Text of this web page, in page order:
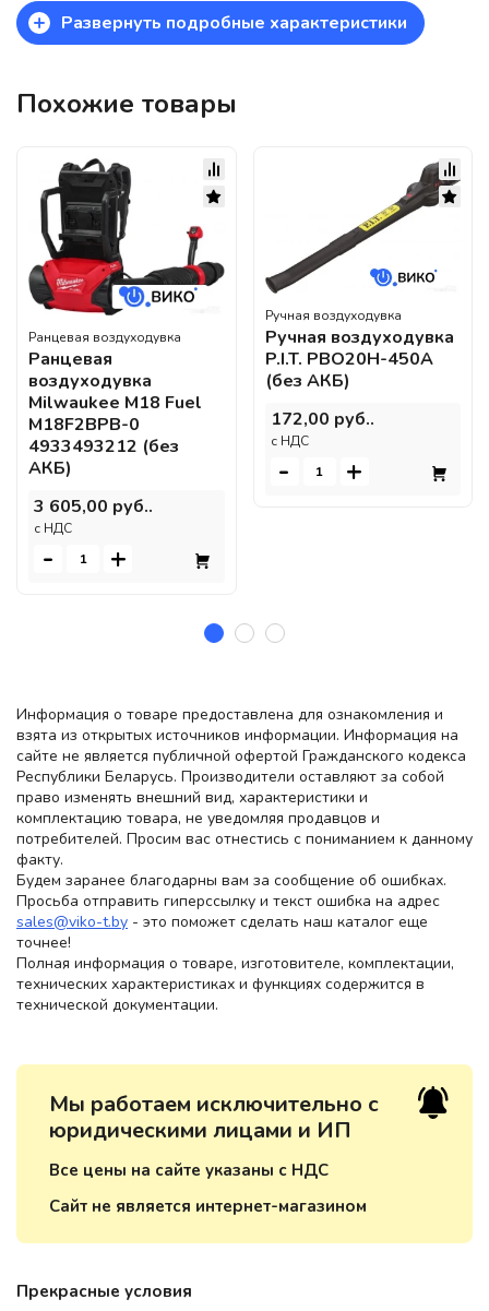
+ Развернуть подробные характеристики
Похожие товары
Ранцевая воздуходувка
Ранцевая
воздуходувка
Milwaukee M18 Fuel
M18F2BPB-0
4933493212 (без
АКБ)
3 605,00 руб..
c НДС
- +
Ручная воздуходувка
Ручная воздуходувка
P.I.T. PBO20H-450A
(без АКБ)
172,00 руб..
c НДС
- +
Информация о товаре предоставлена для ознакомления и
взята из открытых источников информации. Информация на
сайте не является публичной офертой Гражданского кодекса
Республики Беларусь. Производители оставляют за собой
право изменять внешний вид, характеристики и
комплектацию товара, не уведомляя продавцов и
потребителей. Просим вас отнестись с пониманием к данному
факту.
Будем заранее благодарны вам за сообщение об ошибках.
Просьба отправить гиперссылку и текст ошибка на адрес
sales@viko-t.by - это поможет сделать наш каталог еще
точнее!
Полная информация о товаре, изготовителе, комплектации,
технических характеристиках и функциях содержится в
технической документации.
Мы работаем исключительно с
юридическими лицами и ИП
Все цены на сайте указаны с НДС
Сайт не является интернет-магазином
Прекрасные условия